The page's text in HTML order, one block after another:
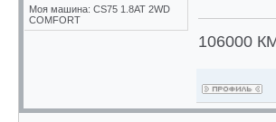
Моя машина: CS75 1.8AT 2WD
COMFORT
106000